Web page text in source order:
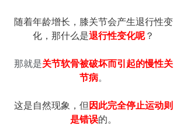
随着年龄增长，膝关节会产生退行性变
化，那什么是退行性变化呢？
那就是关节软骨被破坏而引起的慢性关
节病。
这是自然现象，但 因此完全停止运动则
是错误的。